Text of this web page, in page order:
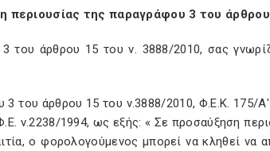
της παραγράφου 3 του
3 του άρθρου 15 του ν. 3888/2010, σας
3 του άρθρου 15 του ν.3888/2010, Φ.Ε.Κ. 175/
ν.2238/1994, ως εξής: « Σε προσαύξηση
ο φορολογούμενος μπορεί να κληθεί να